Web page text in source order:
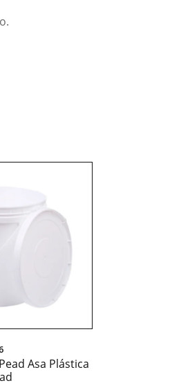
Asa Plástica